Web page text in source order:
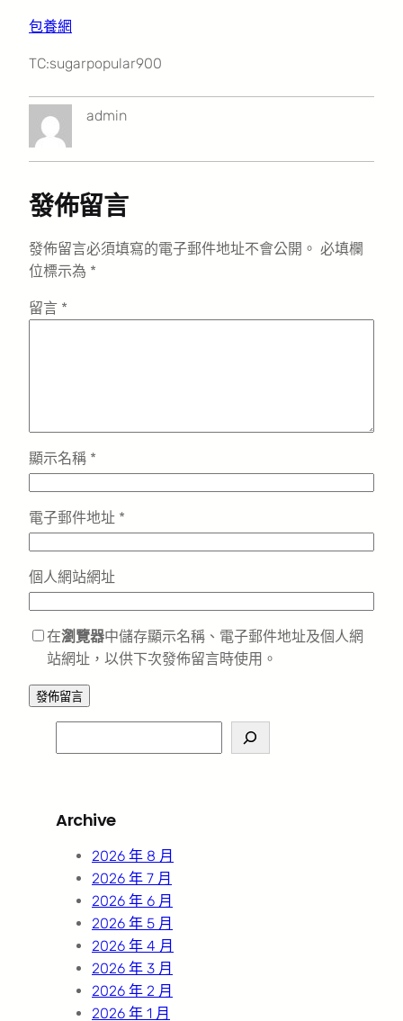
包養網
TC:sugarpopular900
admin
發佈留言
發佈留言必須填寫的電子郵件地址不會公開。 必填欄
位標示為 *
留言 *
顯示名稱 *
電子郵件地址 *
個人網站網址
在瀏覽器中儲存顯示名稱、電子郵件地址及個人網
站網址，以供下次發佈留言時使用。
e
c
Archive
2026 年 8 月
2026 年 7 月
2026 年 6 月
2026 年 5 月
2026 年 4 月
2026 年 3 月
2026 年 2 月
2026 年 1 月